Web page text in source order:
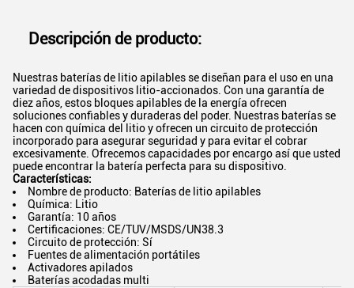
Descripción de producto:
Nuestras baterías de litio apilables se diseñan para el uso en una
variedad de dispositivos litio-accionados. Con una garantía de
diez años, estos bloques apilables de la energía ofrecen
soluciones confiables y duraderas del poder. Nuestras baterías se
hacen con química del litio y ofrecen un circuito de protección
incorporado para asegurar seguridad y para evitar el cobrar
excesivamente. Ofrecemos capacidades por encargo así que usted
puede encontrar la batería perfecta para su dispositivo.
Características:
Nombre de producto: Baterías de litio apilables
Química: Litio
Garantía: 10 años
Certificaciones: CE/TUV/MSDS/UN38.3
Circuito de protección: Sí
Fuentes de alimentación portátiles
Activadores apilados
Baterías acodadas multi